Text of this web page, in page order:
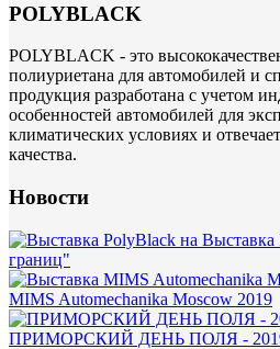
POLYBLACK
POLYBLACK - это
полиуриетана для автомобилей и
продукция разработана с учетом
особенностей автомобилей для
климатических условиях и
качества.
Новости
Выставка
границ"
MIMS Automechanika Moscow 2019
ПРИМОРСКИЙ ДЕНЬ ПОЛЯ - 2019